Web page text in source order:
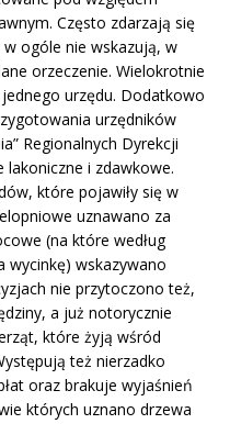
Często zdarzają się
ogóle nie wskazują, w
orzeczenie. Wielokrotnie
urzędu. Dodatkowo
urzędników
Regionalnych Dyrekcji
lakoniczne i zdawkowe.
które pojawiły się w
uznawano za
(na które według
wycinkę) wskazywano
nie przytoczono też,
a już notorycznie
które żyją wśród
też nierzadko
oraz brakuje wyjaśnień
których uznano drzewa